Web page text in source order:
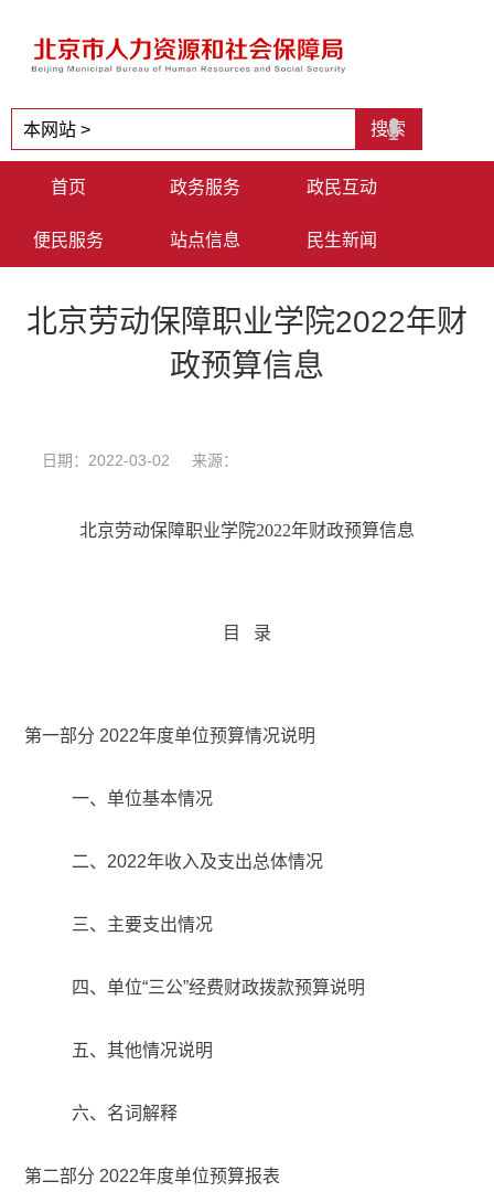
首页 政务服务 政民互动
便民服务 站点信息 民生新闻
北京劳动保障职业学院2022年财
政预算信息
日期：2022-03-02 来源：
北京劳动保障职业学院2022年财政预算信息
目 录
第一部分 2022年度单位预算情况说明
一、单位基本情况
二、 2022年收入及支出总体情况
三、主要支出情况
四、单位“三公”经费财政拨款预算说明
五、其他情况说明
六、名词解释
第二部分 2022年度单位预算报表